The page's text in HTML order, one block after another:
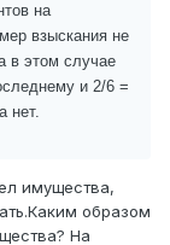
на
взыскания не
в этом случае
и 2/6 =
нет.
имущества,
образом
На